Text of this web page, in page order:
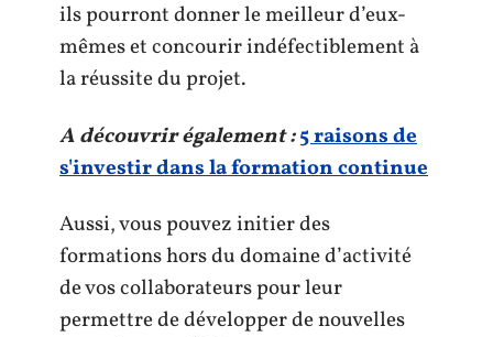
ils pourront donner le meilleur d’eux-
mêmes et concourir indéfectiblement à
la réussite du projet.
A découvrir également :5 raisons de
s'investir dans la formation continue
Aussi, vous pouvez initier des
formations hors du domaine d’activité
de vos collaborateurs pour leur
permettre de développer de nouvelles